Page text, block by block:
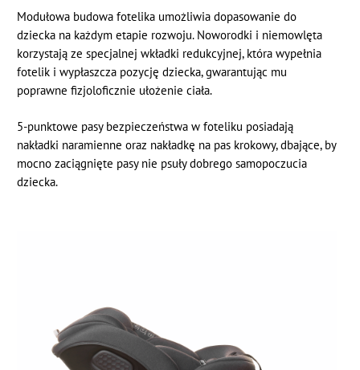
Modułowa budowa fotelika umożliwia dopasowanie do
dziecka na każdym etapie rozwoju. Noworodki i niemowlęta
korzystają ze specjalnej wkładki redukcyjnej, która wypełnia
fotelik i wypłaszcza pozycję dziecka, gwarantując mu
poprawne fizjoloficznie ułożenie ciała.
5-punktowe pasy bezpieczeństwa w foteliku posiadają
nakładki naramienne oraz nakładkę na pas krokowy, dbające, by
mocno zaciągnięte pasy nie psuły dobrego samopoczucia
dziecka.